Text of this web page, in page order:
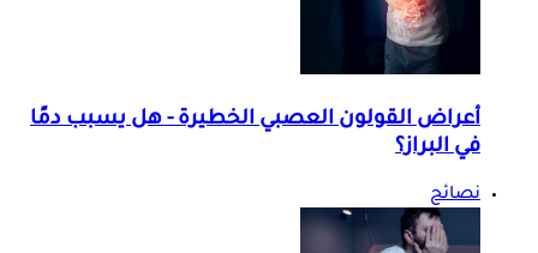
أعراض القولون العصبي الخطيرة - هل يسبب دمًا
في البراز؟
نصائح